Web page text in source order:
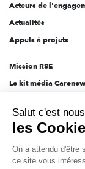
Acteurs de
Actualités
Appels à projets
Mission RSE
Le kit média
AEF info
Novethic
PRODURABLE
Salut c'est
les
On a attendu d'être
ce site vous